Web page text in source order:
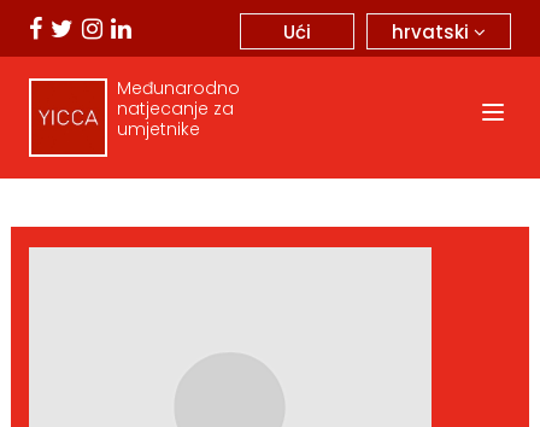
hrvatski
Ući
Međunarodno
natjecanje za
umjetnike